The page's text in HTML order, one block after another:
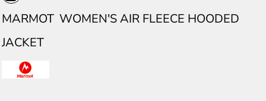
MARMOT WOMEN'S AIR FLEECE HOODED
JACKET